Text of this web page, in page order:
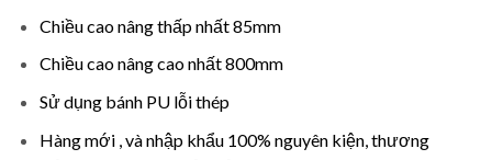
Chiều cao nâng thấp nhất 85mm
Chiều cao nâng cao nhất 800mm
Sử dụng bánh PU lỗi thép
Hàng mới , và nhập khẩu 100% nguyên kiện, thương